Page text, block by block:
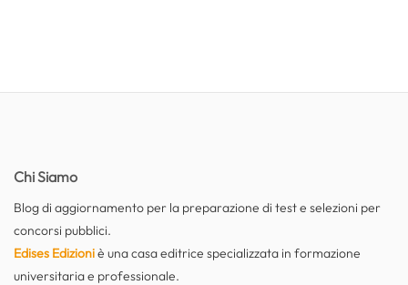
Chi Siamo
Blog di aggiornamento per la preparazione di test e selezioni per
concorsi pubblici.
Edises Edizioniè una casa editrice specializzata in formazione
universitaria e professionale.